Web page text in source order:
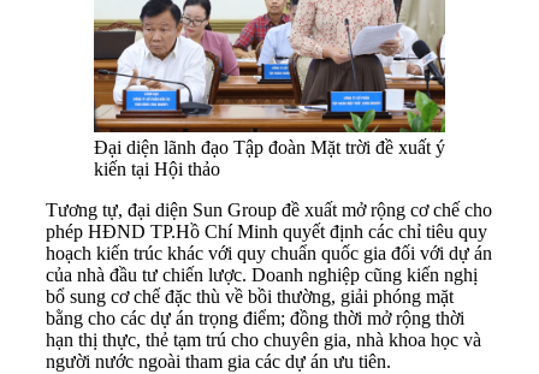
Đại diện lãnh đạo Tập đoàn Mặt trời đề xuất ý
kiến tại Hội thảo
Tương tự, đại diện Sun Group đề xuất mở rộng cơ chế cho
phép HĐND TP.Hồ Chí Minh quyết định các chỉ tiêu quy
hoạch kiến trúc khác với quy chuẩn quốc gia đối với dự án
của nhà đầu tư chiến lược. Doanh nghiệp cũng kiến nghị
bổ sung cơ chế đặc thù về bồi thường, giải phóng mặt
bằng cho các dự án trọng điểm; đồng thời mở rộng thời
hạn thị thực, thẻ tạm trú cho chuyên gia, nhà khoa học và
người nước ngoài tham gia các dự án ưu tiên.